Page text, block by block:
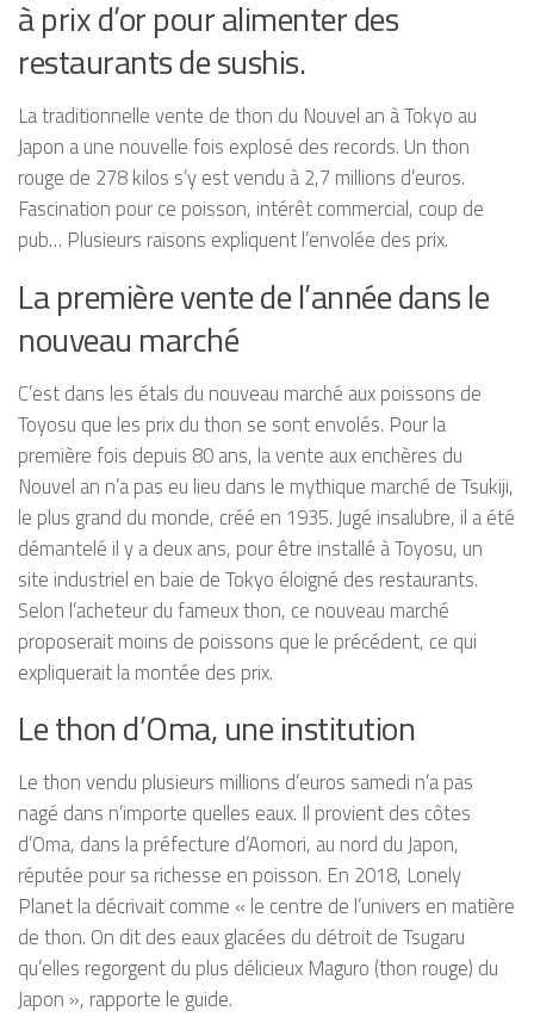
à prix d’or pour alimenter des
restaurants de sushis.
La traditionnelle vente de thon du Nouvel an à Tokyo au
Japon a une nouvelle fois explosé des records. Un thon
rouge de 278 kilos s’y est vendu à 2,7 millions d’euros.
Fascination pour ce poisson, intérêt commercial, coup de
pub… Plusieurs raisons expliquent l’envolée des prix.
La première vente de l’année dans le
nouveau marché
C’est dans les étals du nouveau marché aux poissons de
Toyosu que les prix du thon se sont envolés. Pour la
première fois depuis 80 ans, la vente aux enchères du
Nouvel an n’a pas eu lieu dans le mythique marché de Tsukiji,
le plus grand du monde, créé en 1935. Jugé insalubre, il a été
démantelé il y a deux ans, pour être installé à Toyosu, un
site industriel en baie de Tokyo éloigné des restaurants.
Selon l’acheteur du fameux thon, ce nouveau marché
proposerait moins de poissons que le précédent, ce qui
expliquerait la montée des prix.
Le thon d’Oma, une institution
Le thon vendu plusieurs millions d’euros samedi n’a pas
nagé dans n’importe quelles eaux. Il provient des côtes
d’Oma, dans la préfecture d’Aomori, au nord du Japon,
réputée pour sa richesse en poisson. En 2018, Lonely
Planet la décrivait comme « le centre de l’univers en matière
de thon. On dit des eaux glacées du détroit de Tsugaru
qu’elles regorgent du plus délicieux Maguro (thon rouge) du
Japon », rapporte le guide.